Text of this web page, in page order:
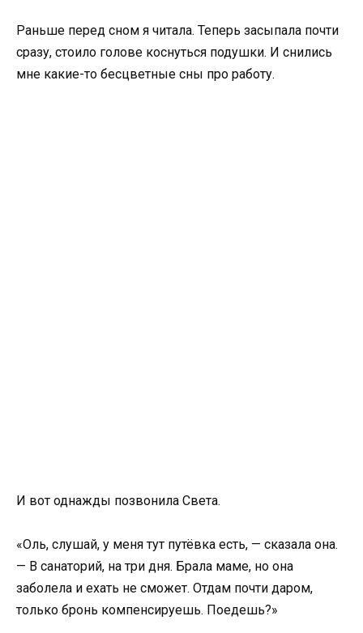
Раньше перед сном я читала. Теперь засыпала почти
сразу, стоило голове коснуться подушки. И снились
мне какие-то бесцветные сны про работу.
И вот однажды позвонила Света.
«Оль, слушай, у меня тут путёвка есть, — сказала она.
— В санаторий, на три дня. Брала маме, но она
заболела и ехать не сможет. Отдам почти даром,
только бронь компенсируешь. Поедешь?»